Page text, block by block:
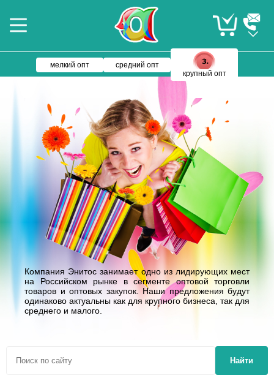
мелкий опт
средний опт
крупный опт
Компания Энитос занимает одно из лидирующих мест
на Российском рынке в сегменте оптовой торговли
товаров и оптовых закупок. Наши предложения будут
одинаково актуальны как для крупного бизнеса, так для
среднего и малого.
Найти